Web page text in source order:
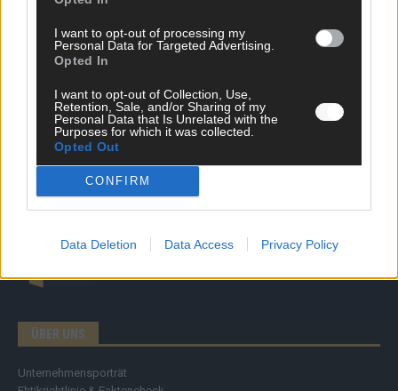
I want to opt-out of processing my
Personal Data for Targeted Advertising.
Opted In
I want to opt-out of Collection, Use,
Retention, Sale, and/or Sharing of my
Personal Data that Is Unrelated with the
Purposes for which it was collected.
Opted Out
CONFIRM
Data Deletion Data Access Privacy Policy
Money Matters
Tipps & Tricks
Specials
Meinung
Streams & Storys
Eurovision
FLASH – DAS VIDEOPORTAL
ÜBER UNS
Unternehmensporträt